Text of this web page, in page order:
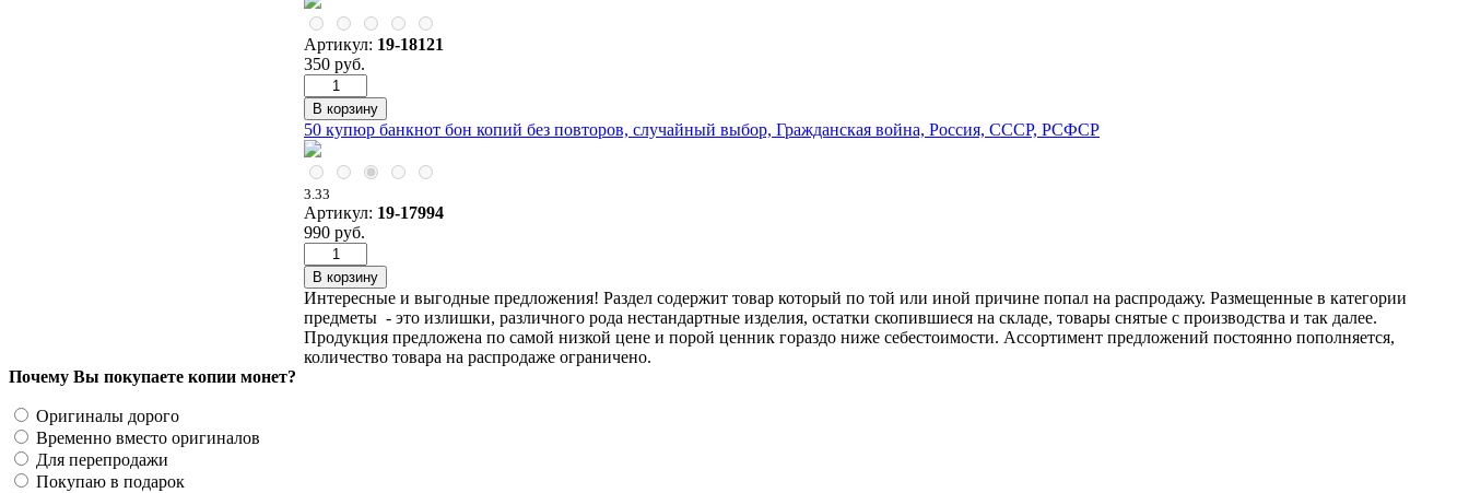
Артикул: 19-18121
350 руб.
50 купюр банкнот бон копий без повторов, случайный выбор, Гражданская война, Россия, СССР, РСФСР
3.33
Артикул: 19-17994
990 руб.
Интересные и выгодные предложения! Раздел содержит товар который по той или иной причине попал на распродажу. Размещенные в категории
предметы - это излишки, различного рода нестандартные изделия, остатки скопившиеся на складе, товары снятые с производства и так далее.
Продукция предложена по самой низкой цене и порой ценник гораздо ниже себестоимости. Ассортимент предложений постоянно пополняется,
количество товара на распродаже ограничено.
Почему Вы покупаете копии монет?
Оригиналы дорого
Временно вместо оригиналов
Для перепродажи
Покупаю в подарок